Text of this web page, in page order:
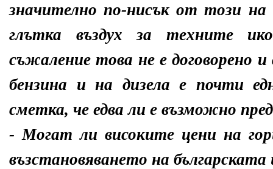
значително по-нисък от този на
глътка въздух за техните
съжаление това не е договорено
бензина и на дизела е почти
сметка, че едва ли е възможно
- Могат ли високите цени на
възстановяването на